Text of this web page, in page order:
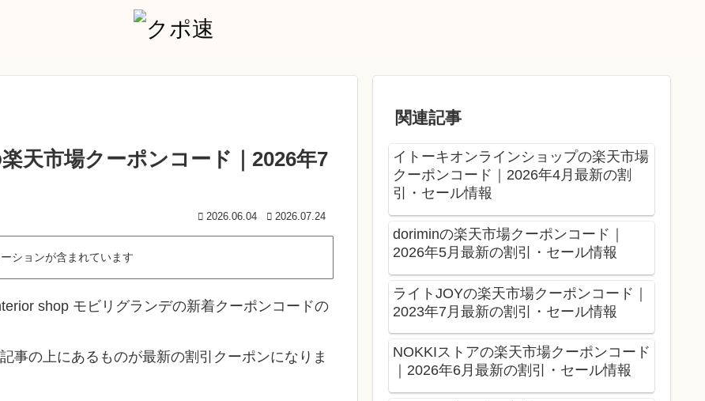
天市場クーポンコード｜2026年7
2026.06.04 2026.07.24
ションが含まれています
shop モビリグランデの新着クーポンコードの
事の上にあるものが最新の割引クーポンになりま
関連記事
イトーキオンラインショップの楽天市場
クーポンコード｜2026年4月最新の割
引・セール情報
doriminの楽天市場クーポンコード｜
2026年5月最新の割引・セール情報
ライトJOYの楽天市場クーポンコード｜
2023年7月最新の割引・セール情報
NOKKIストアの楽天市場クーポンコード
｜2026年6月最新の割引・セール情報